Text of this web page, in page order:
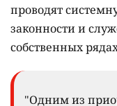
проводят
законности и
собственных
"Одним из